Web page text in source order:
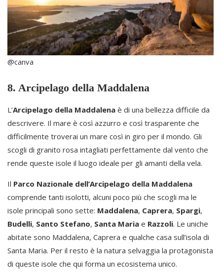
@canva
8. Arcipelago della Maddalena
L’Arcipelago della Maddalena è di una bellezza difficile da
descrivere. Il mare è così azzurro e così trasparente che
difficilmente troverai un mare così in giro per il mondo. Gli
scogli di granito rosa intagliati perfettamente dal vento che
rende queste isole il luogo ideale per gli amanti della vela.
Il Parco Nazionale dell’Arcipelago della Maddalena
comprende tanti isolotti, alcuni poco più che scogli ma le
isole principali sono sette: Maddalena, Caprera, Spargi,
Budelli, Santo Stefano, Santa Maria e Razzoli. Le uniche
abitate sono Maddalena, Caprera e qualche casa sull’isola di
Santa Maria. Per il resto è la natura selvaggia la protagonista
di queste isole che qui forma un ecosistema unico.